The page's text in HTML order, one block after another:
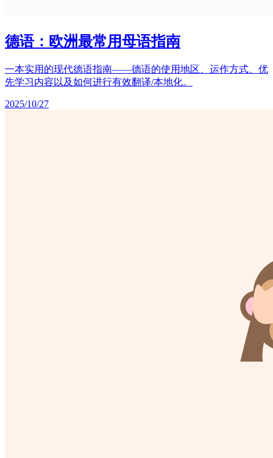
德语：欧洲最常用母语指南
一本实用的现代德语指南——德语的使用地区、运作方式、优
先学习内容以及如何进行有效翻译/本地化。
2025/10/27